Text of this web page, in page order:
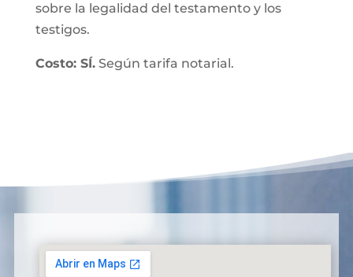
sobre la legalidad del testamento y los
testigos.
Costo: SÍ.Según tarifa notarial.